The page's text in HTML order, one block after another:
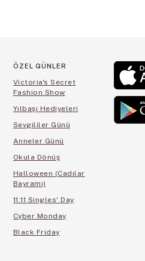
ÖZEL GÜNLER
Victoria's Secret
Fashion Show
Yılbaşı Hediyeleri
Sevgililer Günü
Anneler Günü
Okula Dönüş
Halloween (Cadılar
Bayramı)
11.11 Singles' Day
Cyber Monday
Black Friday